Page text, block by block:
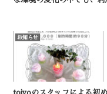
お知らせ